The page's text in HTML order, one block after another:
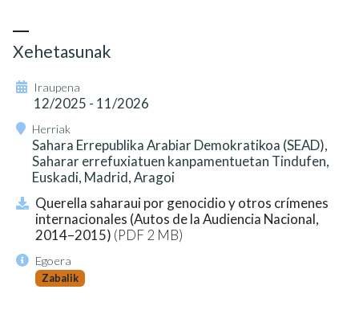
Xehetasunak
Iraupena
12/2025 - 11/2026
Herriak
Sahara Errepublika Arabiar Demokratikoa (SEAD),
Saharar errefuxiatuen kanpamentuetan Tindufen,
Euskadi, Madrid, Aragoi
Querella saharaui por genocidio y otros crímenes
internacionales (Autos de la Audiencia Nacional,
2014–2015) (PDF 2 MB)
Egoera
Zabalik